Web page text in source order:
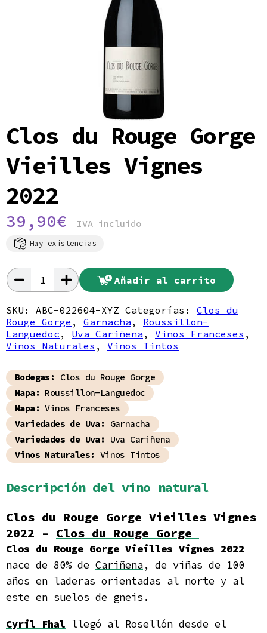
Política de privacidad
Clos du Rouge Gorge
Vieilles Vignes
2022
39,90€ IVA incluido
Hay existencias
Clos
du
Gorge
Vieilles
Vignes
2022
cantidad
Añadir al carrito
SKU: ABC-022604-XYZ Categorías: Clos du
Rouge Gorge , Garnacha , Roussillon-
Languedoc , Uva Cariñena , Vinos Franceses ,
Vinos Naturales , Vinos Tintos
Bodegas:
Clos du Rouge Gorge
Mapa: Roussillon-Languedoc
Mapa: Vinos Franceses
Variedades de Uva:
Garnacha
Variedades de Uva:
Uva Cariñena
Vinos Naturales: Vinos Tintos
Descripción del vino natural
Clos du Rouge Gorge Vieilles Vignes
2022 – Clos du Rouge Gorge
Clos du Rouge Gorge Vieilles Vignes 2022
nace de 80% de Cariñena, de viñas de 100
años en laderas orientadas al norte y al
este en suelos de gneis.
Cyril Fhal llegó al Rosellón desde el